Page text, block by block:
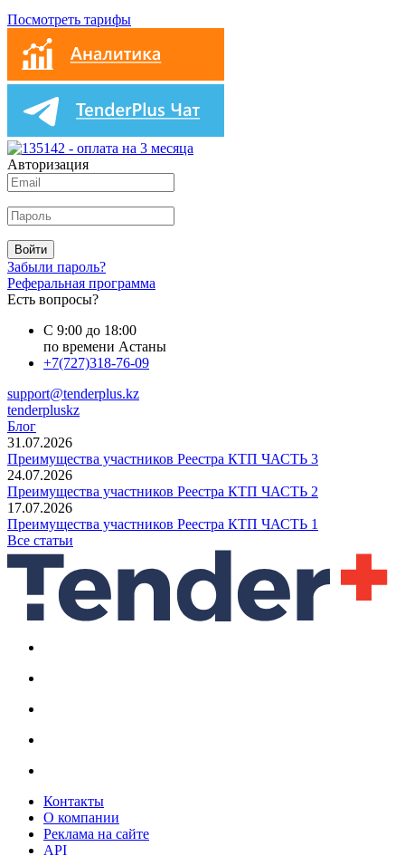
Посмотреть тарифы
Авторизация
Войти
Забыли пароль?
Реферальная программа
Есть вопросы?
С 9:00 до 18:00
по времени Астаны
+7(727)318-76-09
support@tenderplus.kz
tenderpluskz
Блог
31.07.2026
Преимущества участников Реестра КТП ЧАСТЬ 3
24.07.2026
Преимущества участников Реестра КТП ЧАСТЬ 2
17.07.2026
Преимущества участников Реестра КТП ЧАСТЬ 1
Все статьи
Контакты
О компании
Реклама на сайте
API